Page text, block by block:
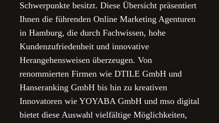
Schwerpunkte besitzt. Diese Übersicht präsentiert
Ihnen die führenden Online Marketing Agenturen
in Hamburg, die durch Fachwissen, hohe
Kundenzufriedenheit und innovative
Herangehensweisen überzeugen. Von
renommierten Firmen wie DTILE GmbH und
Hanseranking GmbH bis hin zu kreativen
Innovatoren wie YOYABA GmbH und mso digital
bietet diese Auswahl vielfältige Möglichkeiten,